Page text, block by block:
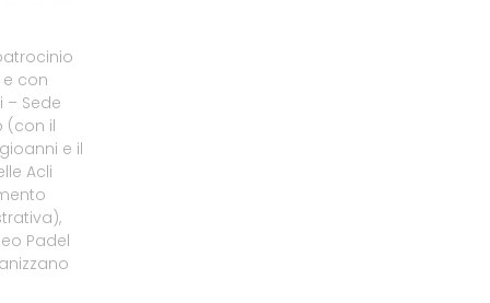
con
– Sede
(con il
e il
Acli
Padel